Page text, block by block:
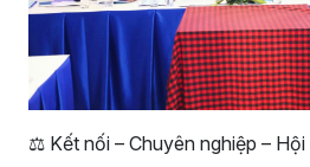
⚖️ Kết nối – Chuyên nghiệp –